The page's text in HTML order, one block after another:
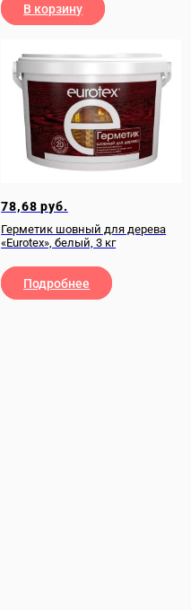
В корзину
78,68руб.
Герметик шовный для дерева
«Eurotex», белый, 3 кг
Подробнее